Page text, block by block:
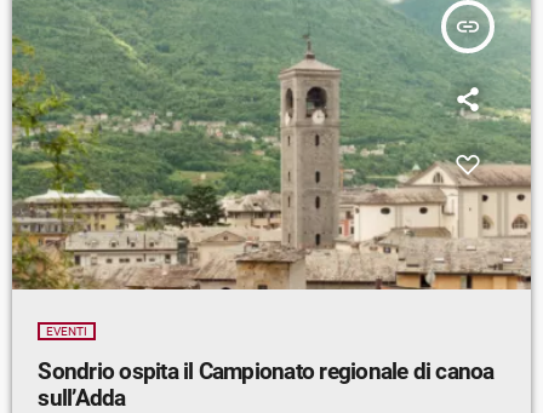
insert_link
EVENTI
Sondrio ospita il Campionato regionale di canoa
sull’Adda